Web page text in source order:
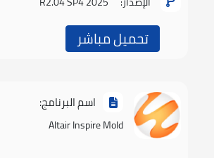
تحميل مباشر
اسم البرنامج:
Altair Inspire Mold